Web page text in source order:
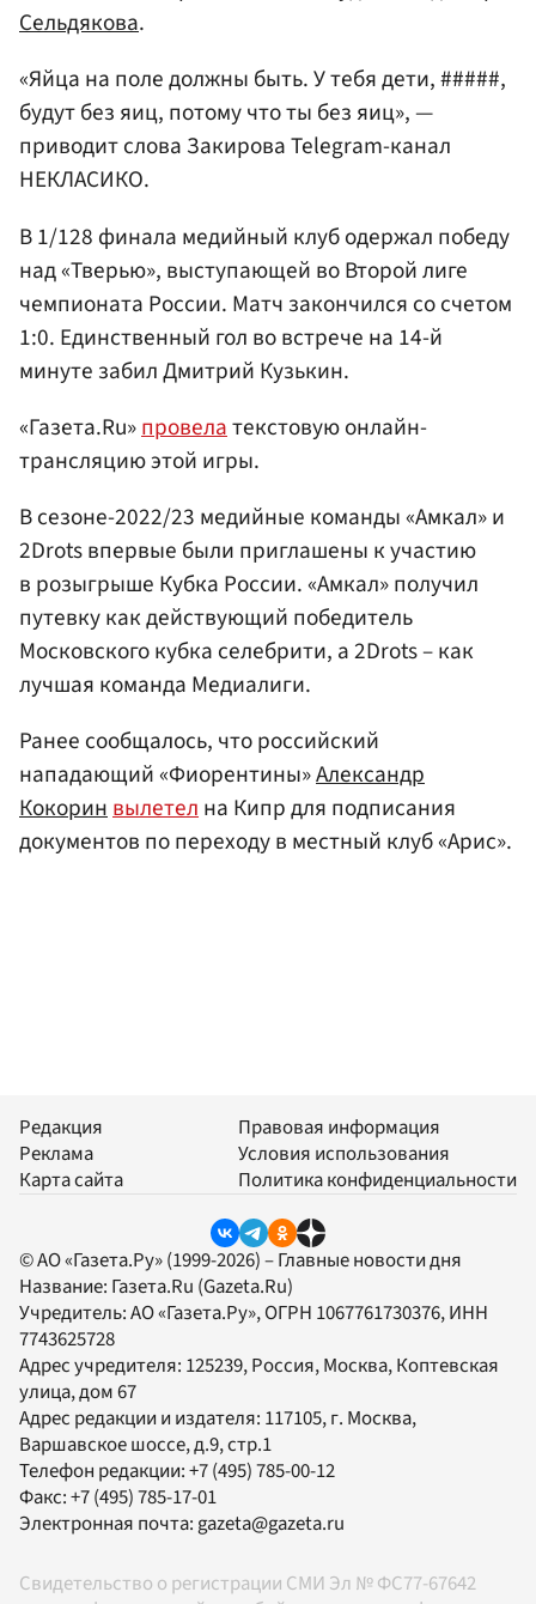
Сельдякова.
«Яйца на поле должны быть. У тебя дети, #####,
будут без яиц, потому что ты без яиц», —
приводит слова Закирова Telegram-канал
НЕКЛАСИКО.
В 1/128 финала медийный клуб одержал победу
над «Тверью», выступающей во Второй лиге
чемпионата России. Матч закончился со счетом
1:0. Единственный гол во встрече на 14-й
минуте забил Дмитрий Кузькин.
«Газета.Ru»провелатекстовую онлайн-
трансляцию этой игры.
В сезоне-2022/23 медийные команды «Амкал» и
2Drots впервые были приглашены к участию
в розыгрыше Кубка России. «Амкал» получил
путевку как действующий победитель
Московского кубка селебрити, а 2Drots – как
лучшая команда Медиалиги.
Ранее сообщалось, что российский
нападающий «Фиорентины»Александр
Кокоринвылетелна Кипр для подписания
документов по переходу в местный клуб «Арис».
Редакция
Реклама
Карта сайта
Правовая информация
Условия использования
Политика конфиденциальности
© АО «Газета.Ру» (1999-2026) – Главные новости дня
Название: Газета.Ru (Gazeta.Ru)
Учредитель:АО «Газета.Ру», ОГРН 1067761730376, ИНН
7743625728
Адрес учредителя: 125239, Россия, Москва, Коптевская
улица, дом 67
Адрес редакции и издателя: 117105, г. Москва,
Варшавское шоссе, д.9, стр.1
Телефон редакции:+7 (495) 785-00-12
Факс:+7 (495) 785-17-01
Электронная почта: gazeta@gazeta.ru
Свидетельство о регистрации СМИ Эл № ФС77-67642